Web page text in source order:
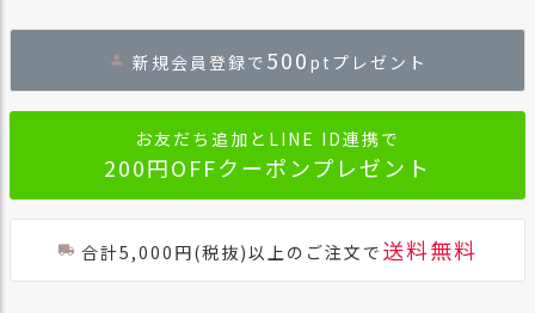
ジト
へ
新規会員登録で 500 ptプレゼント
お友だち追加とLINE ID連携で
200円OFFクーポンプレゼント
合計5,000円(税抜)以上のご注文で 送料無料